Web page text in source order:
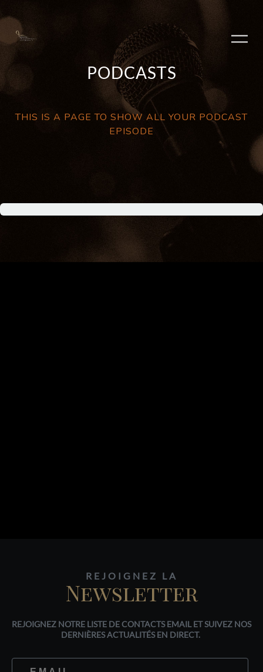
PODCASTS
THIS IS A PAGE TO SHOW ALL YOUR PODCAST
EPISODE
REJOIGNEZ LA
Newsletter
REJOIGNEZ NOTRE LISTE DE CONTACTS EMAIL ET SUIVEZ NOS
DERNIÈRES ACTUALITÉS EN DIRECT.